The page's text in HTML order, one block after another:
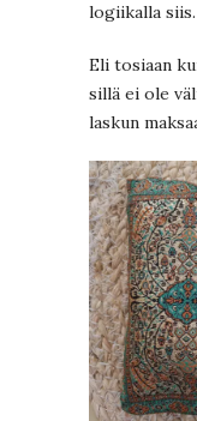
logiikalla siis.
Eli tosiaan
sillä ei ole
laskun